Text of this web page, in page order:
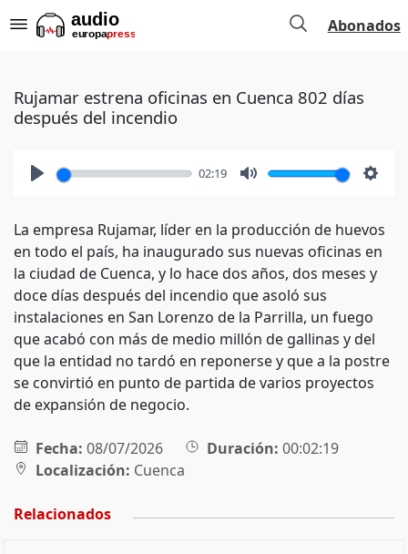
Abonados
Rujamar estrena oficinas en Cuenca 802 días
después del incendio
02:19
La empresa Rujamar, líder en la producción de huevos
en todo el país, ha inaugurado sus nuevas oficinas en
la ciudad de Cuenca, y lo hace dos años, dos meses y
doce días después del incendio que asoló sus
instalaciones en San Lorenzo de la Parrilla, un fuego
que acabó con más de medio millón de gallinas y del
que la entidad no tardó en reponerse y que a la postre
se convirtió en punto de partida de varios proyectos
de expansión de negocio.
Fecha: 08/07/2026 Duración: 00:02:19
Localización: Cuenca
Relacionados